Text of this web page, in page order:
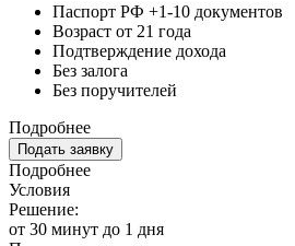
Паспорт РФ +1-10 документов
Возраст от 21 года
Подтверждение дохода
Без залога
Без поручителей
Подробнее
Подать заявку
Подробнее
Условия
Решение:
от 30 минут до 1 дня